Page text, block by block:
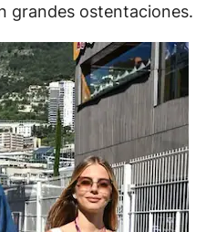
grandes ostentaciones.